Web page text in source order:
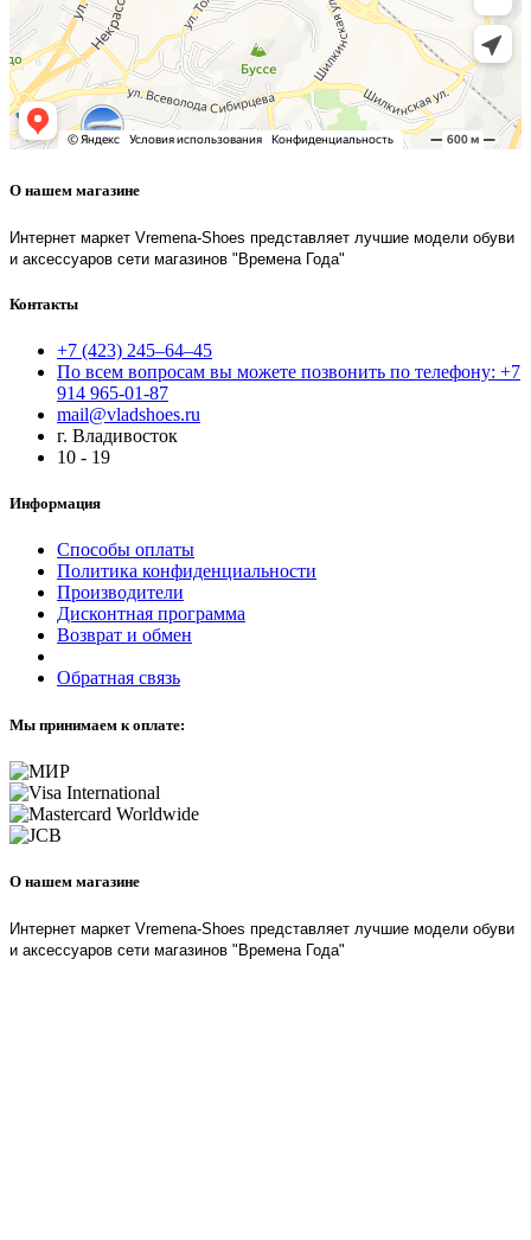
О нашем магазине
Интернет маркет Vremena-Shoes представляет лучшие модели обуви
и аксессуаров сети магазинов "Времена Года"
Контакты
+7 (423) 245–64–45
По всем вопросам вы можете позвонить по телефону: +7
914 965-01-87
mail@vladshoes.ru
г. Владивосток
10 - 19
Информация
Способы оплаты
Политика конфиденциальности
Производители
Дисконтная программа
Возврат и обмен
Обратная связь
Мы принимаем к оплате:
О нашем магазине
Интернет маркет Vremena-Shoes представляет лучшие модели обуви
и аксессуаров сети магазинов "Времена Года"